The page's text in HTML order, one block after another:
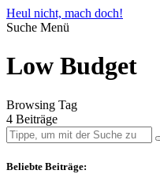
Heul nicht, mach doch!
Suche Menü
Low Budget
Browsing Tag
4 Beiträge
Beliebte Beiträge: